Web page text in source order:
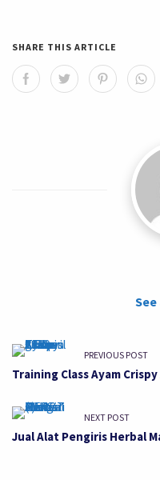
SHARE THIS ARTICLE
PREVIOUS POST
Training Class Ayam
NEXT POST
Jual Alat Pengiris Herbal